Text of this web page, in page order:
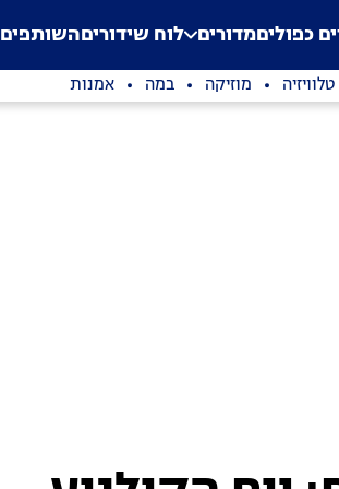
Application error: a
. כפוליםמדורים לוח שידוריםהשותפים
טלוויזיה מוזיקה במה אמנות